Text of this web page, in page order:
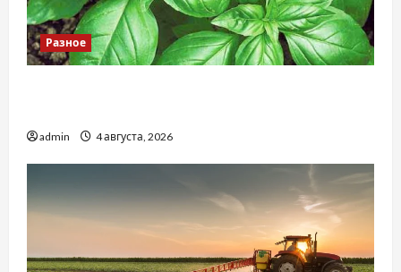
Разное
admin 4 августа, 2026